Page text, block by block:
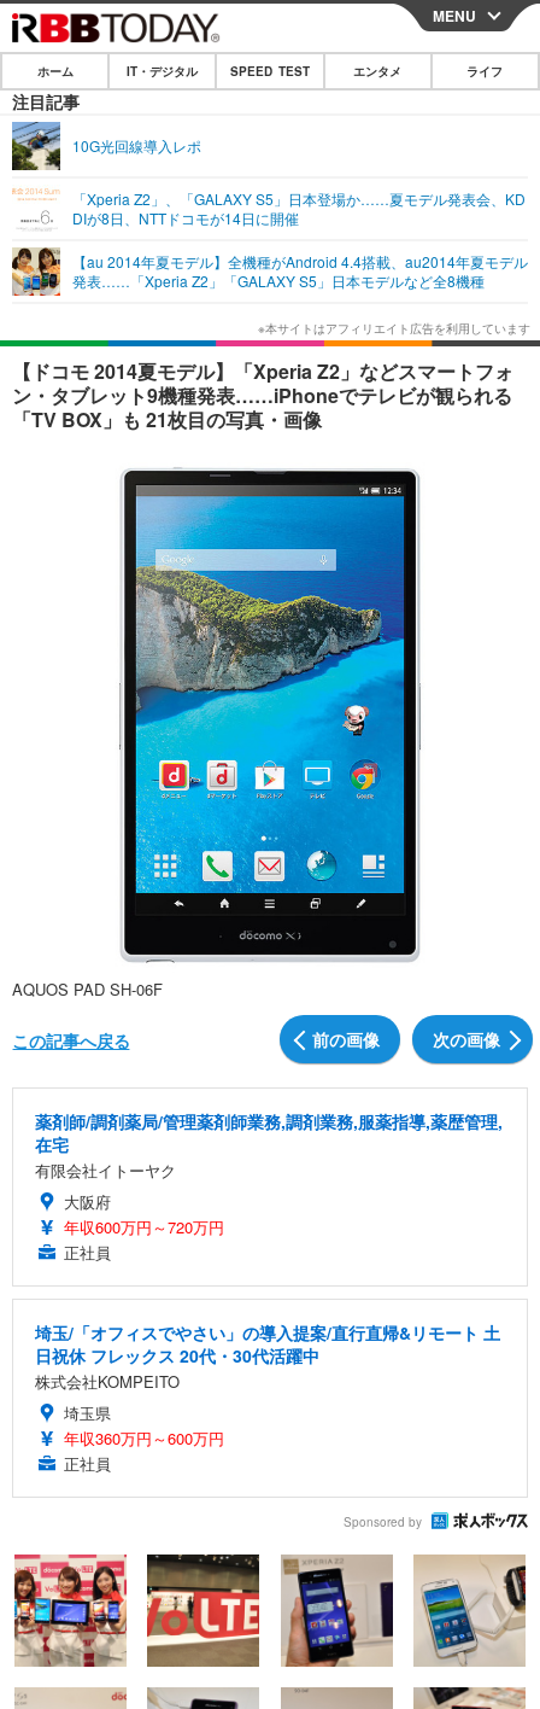
CLOSE
ホーム
IT・デジタル
ネタ
ショッピング その他
エンタメ
エンタメTOP 映画・ドラマ
韓国・芸能
音楽 スポーツ
グラビア
ショッピング その他
ライフ
ライフTOP グルメ
ペット ショッピング
その他
リリース一覧
プッシュ通知の停止方法
MENU
ホーム IT・デジタル SPEED TEST エンタメ ライフ
注目記事
10G光回線導入レポ
「Xperia Z2」、「GALAXY S5」日本登場か……夏モデル発表会、KD
DIが8日、NTTドコモが14日に開催
【au 2014年夏モデル】全機種がAndroid 4.4搭載、au2014年夏モデル
発表……「Xperia Z2」「GALAXY S5」日本モデルなど全8機種
【ドコモ 2014夏モデル】「Xperia Z2」などスマートフォ
ン・タブレット9機種発表……iPhoneでテレビが観られる
「TV BOX」も 21枚目の写真・画像
AQUOS PAD SH-06F
前の画像 次の画像
この記事へ戻る
薬剤師/調剤薬局/管理薬剤師業務,調剤業務,服薬指導,薬歴管理,
在宅
有限会社イトーヤク
大阪府
年収600万円～720万円
正社員
埼玉/「オフィスでやさい」の導入提案/直行直帰&リモート 土
日祝休 フレックス 20代・30代活躍中
株式会社KOMPEITO
埼玉県
年収360万円～600万円
正社員
Sponsored by